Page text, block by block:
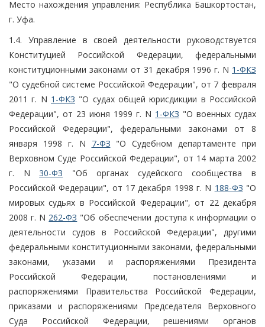
Место нахождения управления: Республика Башкортостан,
г. Уфа.
1.4. Управление в своей деятельности руководствуется
Конституцией Российской Федерации, федеральными
конституционными законами от 31 декабря 1996 г. N 1-ФКЗ
"О судебной системе Российской Федерации", от 7 февраля
2011 г. N 1-ФКЗ "О судах общей юрисдикции в Российской
Федерации", от 23 июня 1999 г. N 1-ФКЗ "О военных судах
Российской Федерации", федеральными законами от 8
января 1998 г. N 7-ФЗ "О Судебном департаменте при
Верховном Суде Российской Федерации", от 14 марта 2002
г. N30-ФЗ "Об органах судейского сообщества в
Российской Федерации", от 17 декабря 1998 г. N 188-ФЗ "О
мировых судьях в Российской Федерации", от 22 декабря
2008 г. N 262-ФЗ "Об обеспечении доступа к информации о
деятельности судов в Российской Федерации", другими
федеральными конституционными законами, федеральными
законами, указами и распоряжениями Президента
Российской Федерации, постановлениями и
распоряжениями Правительства Российской Федерации,
приказами и распоряжениями Председателя Верховного
Суда Российской Федерации, решениями органов